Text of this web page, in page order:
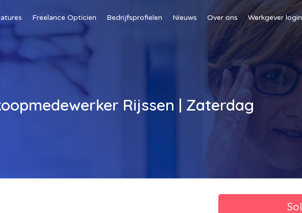
Freelance Opticien Bedrijfsprofielen Nieuws Over ons Werkgever login
Rijssen | Zaterdag